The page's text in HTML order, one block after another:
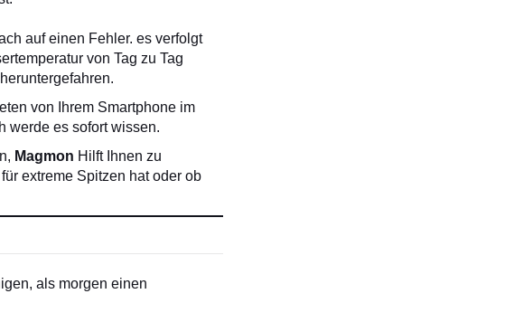
auf einen Fehler. es verfolgt
von Tag zu Tag
von Ihrem Smartphone im
werde es sofort wissen.
Magmon Hilft Ihnen zu
extreme Spitzen hat oder ob
als morgen einen